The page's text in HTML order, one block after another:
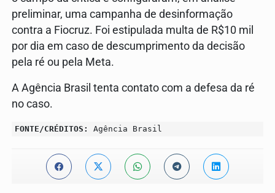
preliminar, uma campanha de desinformação
contra a Fiocruz. Foi estipulada multa de R$10 mil
por dia em caso de descumprimento da decisão
pela ré ou pela Meta.
A Agência Brasil tenta contato com a defesa da ré
no caso.
FONTE/CRÉDITOS: Agência Brasil